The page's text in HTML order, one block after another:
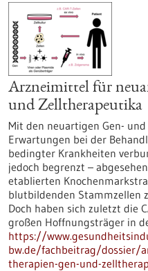
Arzneimittel für
und Zelltherapeutika
Mit den neuartigen Gen-
Erwartungen bei der
bedingter Krankheiten
jedoch begrenzt –
etablierten
blutbildenden Stammzellen
Doch haben sich zuletzt die
großen Hoffnungsträger in
https://
bw.de/fachbeitrag/dossier/
therapien-gen-und-